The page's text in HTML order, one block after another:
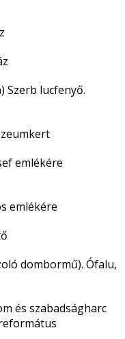
Szerb lucfenyő.
emlékére
emlékére
dombormű). Ófalu,
és szabadságharc